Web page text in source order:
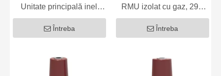
Unitate principală inel
SF6, bucșă epoxidice 285
Întreba
RMU izolat cu gaz, 290
Bucșă epoxidică
Întreba